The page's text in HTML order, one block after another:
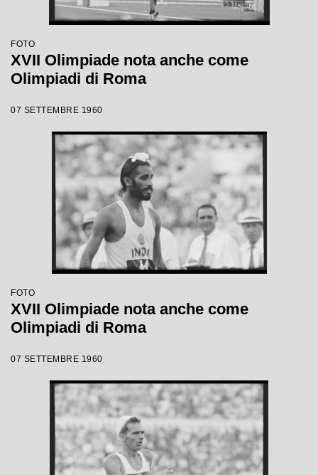
FOTO
XVII Olimpiade nota anche come
Olimpiadi di Roma
07 SETTEMBRE 1960
FOTO
XVII Olimpiade nota anche come
Olimpiadi di Roma
07 SETTEMBRE 1960